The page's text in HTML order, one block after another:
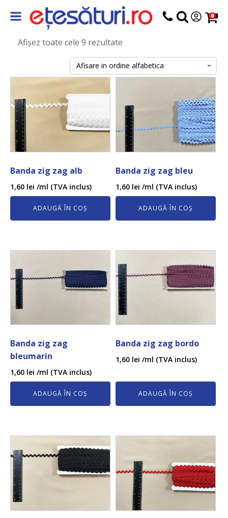
0
Afișez toate cele 9 rezultate
Banda zig zag alb
1,60 lei /ml (TVA inclus)
ADAUGĂ ÎN COȘ
Banda zig zag bleu
1,60 lei /ml (TVA inclus)
ADAUGĂ ÎN COȘ
Banda zig zag
bleumarin
1,60 lei /ml (TVA inclus)
ADAUGĂ ÎN COȘ
Banda zig zag bordo
1,60 lei /ml (TVA inclus)
ADAUGĂ ÎN COȘ